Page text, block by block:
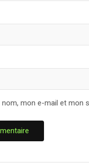
mon e-mail et mon